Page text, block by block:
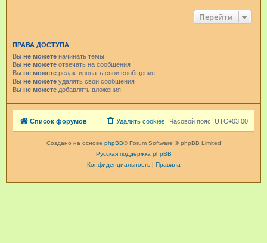
Перейти
ПРАВА ДОСТУПА
Вы не можете начинать темы
Вы не можете отвечать на сообщения
Вы не можете редактировать свои сообщения
Вы не можете удалять свои сообщения
Вы не можете добавлять вложения
Список форумов Часовой пояс: UTC+03:00
Удалить cookies
Создано на основе phpBB® Forum Software © phpBB Limited
Русская поддержка phpBB
Конфиденциальность| Правила